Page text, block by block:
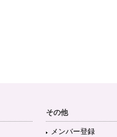
その他
メンバー登録